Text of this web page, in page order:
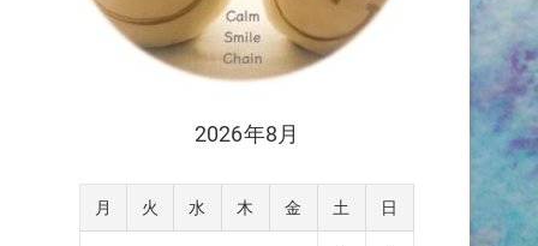
2026年8月
月 火 水 木 金 土 日